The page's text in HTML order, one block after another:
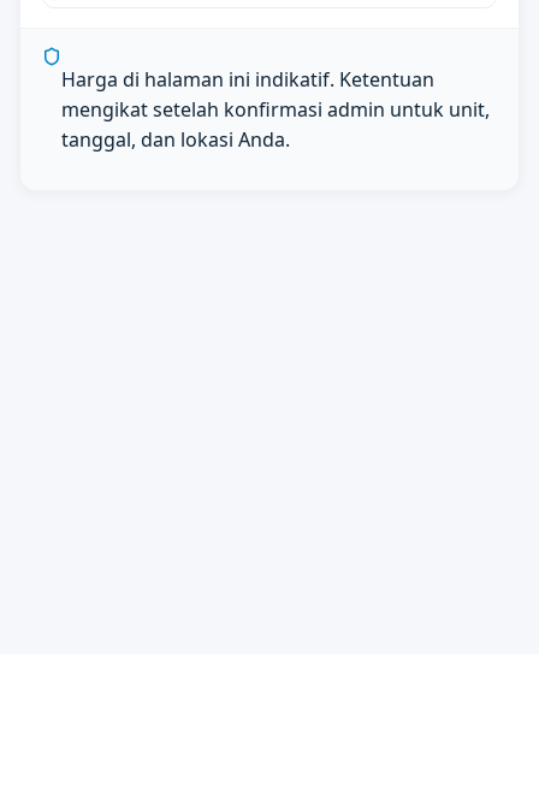
Harga di halaman ini indikatif. Ketentuan
mengikat setelah konfirmasi admin untuk unit,
tanggal, dan lokasi Anda.